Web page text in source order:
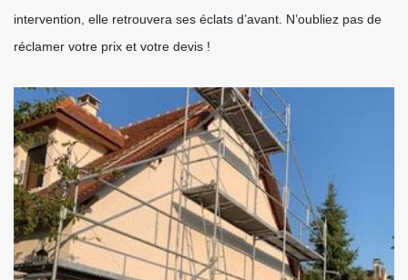
intervention, elle retrouvera ses éclats d’avant. N’oubliez pas de
réclamer votre prix et votre devis !